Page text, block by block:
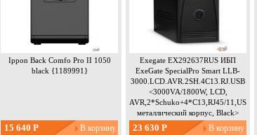
Ippon Back Comfo Pro II 1050
black {1189991}
15 640 Р
Exegate EX292637RUS ИБП
ExeGate SpecialPro Smart LLB-
3000.LCD.AVR.2SH.4C13.RJ.USB
<3000VA/1800W, LCD,
AVR,2*Schuko+4*C13,RJ45/11,USB,
металлический корпус, Black>
23 630 Р